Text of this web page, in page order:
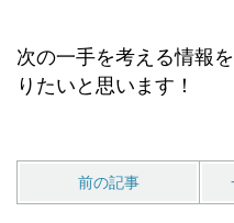
次の一手を考える情報
りたいと思います！
前の記事